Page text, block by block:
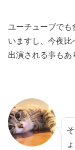
ユーチューブで
いますし、今夜
出演される事もあ